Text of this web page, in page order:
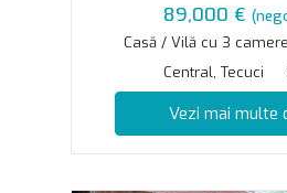
89,000 €
Casă / Vilă cu 3
Central, Tecuci
Vezi mai multe